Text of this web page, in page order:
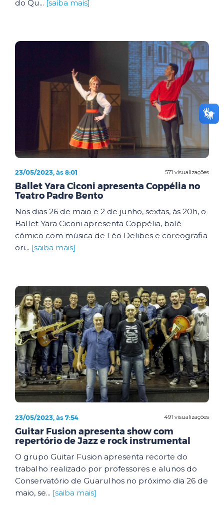
do Qu... [saiba mais]
571 visualizações
23/05/2023, às 8:01
Ballet Yara Ciconi apresenta Coppélia no
Teatro Padre Bento
Nos dias 26 de maio e 2 de junho, sextas, às 20h, o
Ballet Yara Ciconi apresenta Coppélia, balé
cômico com música de Léo Delibes e coreografia
ori... [saiba mais]
491 visualizações
23/05/2023, às 7:54
Guitar Fusion apresenta show com
repertório de Jazz e rock instrumental
O grupo Guitar Fusion apresenta recorte do
trabalho realizado por professores e alunos do
Conservatório de Guarulhos no próximo dia 26 de
maio, se... [saiba mais]